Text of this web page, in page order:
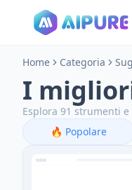
Home Categoria
I
Esplora 91 strumenti
🔥 Popolare